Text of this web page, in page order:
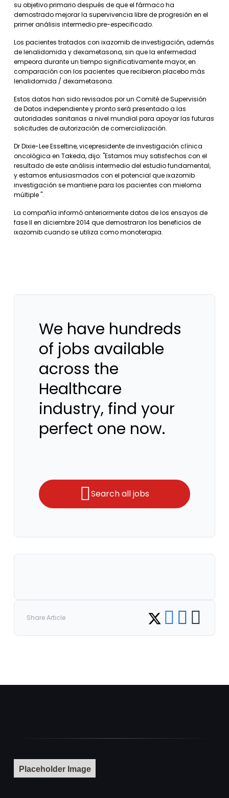
su objetivo primario después de que el fármaco ha
demostrado mejorar la supervivencia libre de progresión en el
primer análisis intermedio pre-especificado.
Los pacientes tratados con ixazomib de investigación, además
de lenalidomida y dexametasona, sin que la enfermedad
empeora durante un tiempo significativamente mayor, en
comparación con los pacientes que recibieron placebo más
lenalidomida / dexametasona.
Estos datos han sido revisados ​​por un Comité de Supervisión
de Datos independiente y pronto será presentado a las
autoridades sanitarias a nivel mundial para apoyar las futuras
solicitudes de autorización de comercialización.
Dr Dixie-Lee Esseltine, vicepresidente de investigación clínica
oncológica en Takeda, dijo: "Estamos muy satisfechos con el
resultado de este análisis intermedio del estudio fundamental,
y estamos entusiasmados con el potencial que ixazomib
investigación se mantiene para los pacientes con mieloma
múltiple ".
La compañía informó anteriormente datos de los ensayos de
fase II en diciembre 2014 que demostraron los beneficios de
ixazomib cuando se utiliza como monoterapia.
We have hundreds
of jobs available
across the
Healthcare
industry, find your
perfect one now.
Search all jobs
Share Article Share on Twitter
Share on Facebook
Share on
Copy link
Placeholder Image